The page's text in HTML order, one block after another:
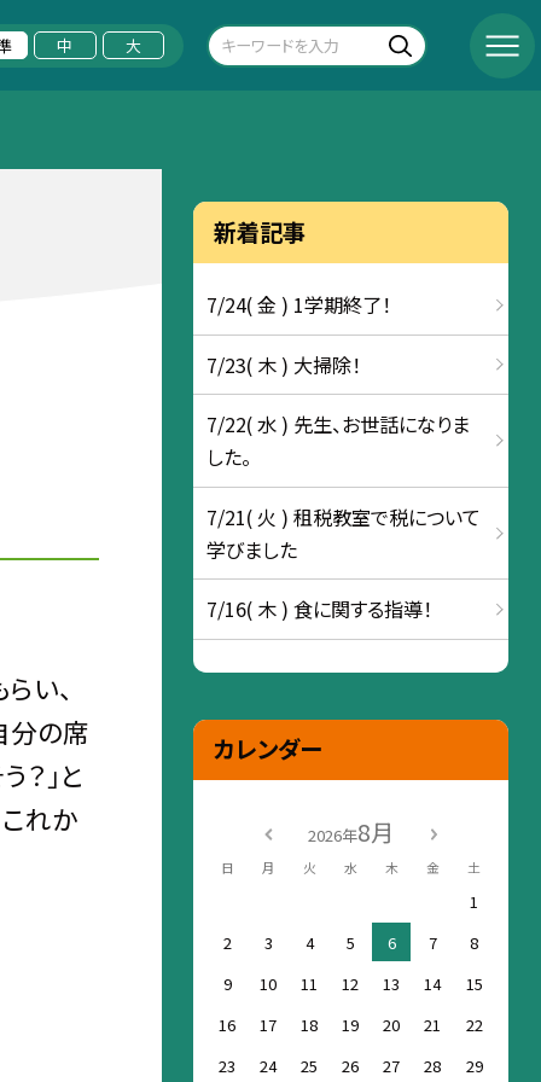
中 大
い、
分の席
？」と
これか
新着記事
7/24( 金 ) 1学期終了！
7/23( 木 ) 大掃除！
7/22( 水 ) 先生、お世話になりま
した。
7/21( 火 ) 租税教室で税について
学びました
7/16( 木 ) 食に関する指導！
カレンダー
2026年8月
日 月 火 水 木 金 土
1
2
3 4 5 6 7
8
9
10 11 12 13 14
15
16
17 18 19 20 21
22
23
24 25 26 27 28
29